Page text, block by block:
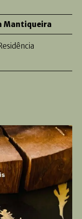
Mantiqueira